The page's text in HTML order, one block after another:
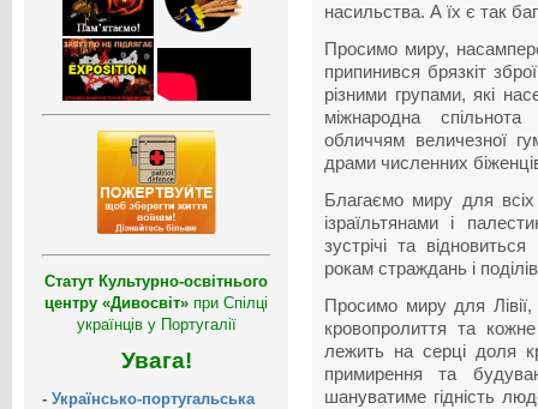
Статут Культурно-освітнього
центру «Дивосвіт» при Спілці
українців у Португалії
Увага!
- Українсько-португальська
насильства. А їх є так
Просимо миру,
припинився брязкіт
різними групами, які
міжнародна
обличчям величезної
драми численних
Благаємо миру для
ізраїльтянами і
зустрічі та
рокам страждань і
Просимо миру для
кровопролиття та
лежить на серці доля
примирення та
шануватиме гідність